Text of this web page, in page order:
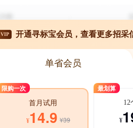
VIP 开通寻标宝会员，查看更多招采
单省会员
限购一次
首月试用
¥14.9 ¥39
最划算
12
¥